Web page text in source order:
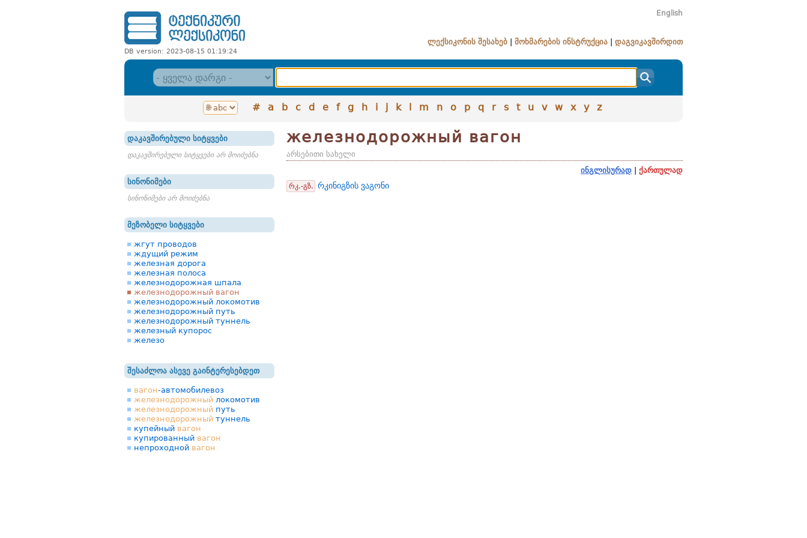
DB version: 2023-08-15 01:19:24
English
ლექსიკონის შესახებ მოხმარების ინსტრუქცია დაგვიკავშირდით
# a b c d e f g h i j k l m n o p q r s t u v w x y z
დაკავშირებული სიტყვები
დაკავშირებული სიტყვები არ მოიძებნა
სინონიმები
სინონიმები არ მოიძებნა
მეზობელი სიტყვები
жгут проводов
ждущий режим
железная дорога
железная полоса
железнодорожная шпала
железнодорожный вагон
железнодорожный локомотив
железнодорожный путь
железнодорожный туннель
железный купорос
железо
შესაძლოა ასევე გაინტერესებდეთ
вагон-автомобилевоз
железнодорожный локомотив
железнодорожный путь
железнодорожный туннель
купейный вагон
купированный вагон
непроходной вагон
железнодорожный вагон
არსებითი სახელი
ინგლისურად
ქართულად
რკ.-გზ. რკინიგზის ვაგონი